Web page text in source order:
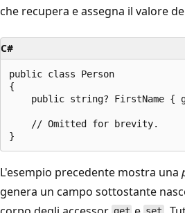
che recupera e assegna il valore
C#
public class Person
{
public string? FirstName {
    // Omitted for brevity.
L'esempio precedente mostra una
genera un campo sottostante